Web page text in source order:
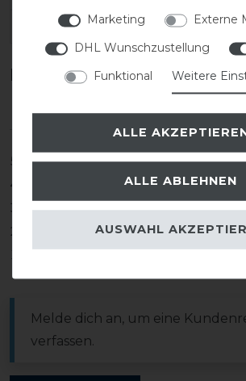
Kundenrezensionen (0)
5
0
4
0
3
0
2
0
1
Melde dich an, um eine
verfassen.
Marketing
Externe
DHL Wunschzustellung
Funktional
Weitere
ALLE
ALLE ABLEHNEN
AUSWAHL